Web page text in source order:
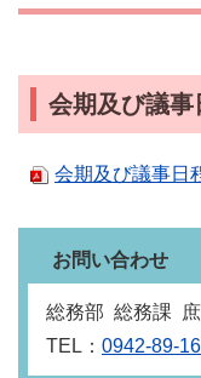
会期及び議事
会期及び議事日
お問い合わせ
総務部 総務課
TEL： 0942-89-